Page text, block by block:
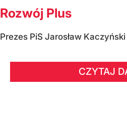
Rozwój Plus
Prezes PiS Jarosław Kaczyński
CZYTAJ